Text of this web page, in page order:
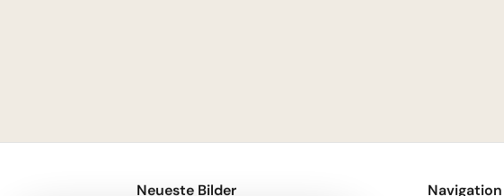
Neueste Bilder Navigation